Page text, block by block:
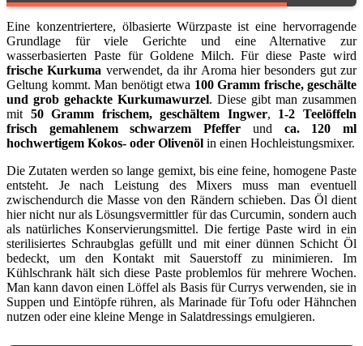
Eine konzentriertere, ölbasierte Würzpaste ist eine hervorragende
Grundlage für viele Gerichte und eine Alternative zur
wasserbasierten Paste für Goldene Milch. Für diese Paste wird
frische Kurkuma verwendet, da ihr Aroma hier besonders gut zur
Geltung kommt. Man benötigt etwa 100 Gramm frische, geschälte
und grob gehackte Kurkumawurzel. Diese gibt man zusammen
mit 50 Gramm frischem, geschältem Ingwer, 1-2 Teelöffeln
frisch gemahlenem schwarzem Pfeffer und ca. 120 ml
hochwertigem Kokos- oder Olivenöl in einen Hochleistungsmixer.
Die Zutaten werden so lange gemixt, bis eine feine, homogene Paste
entsteht. Je nach Leistung des Mixers muss man eventuell
zwischendurch die Masse von den Rändern schieben. Das Öl dient
hier nicht nur als Lösungsvermittler für das Curcumin, sondern auch
als natürliches Konservierungsmittel. Die fertige Paste wird in ein
sterilisiertes Schraubglas gefüllt und mit einer dünnen Schicht Öl
bedeckt, um den Kontakt mit Sauerstoff zu minimieren. Im
Kühlschrank hält sich diese Paste problemlos für mehrere Wochen.
Man kann davon einen Löffel als Basis für Currys verwenden, sie in
Suppen und Eintöpfe rühren, als Marinade für Tofu oder Hähnchen
nutzen oder eine kleine Menge in Salatdressings emulgieren.